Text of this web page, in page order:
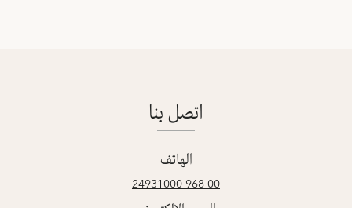
اتصل بنا
الهاتف
00 968 24931000